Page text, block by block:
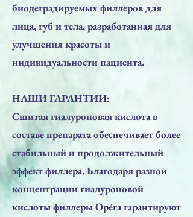
биодеградируемых филлеров для
лица, губ и тела, разработанная для
улучшения красоты и
индивидуальности пациента.
НАШИ ГАРАНТИИ:
Сшитая гиалуроновая кислота в
составе препарата обеспечивает более
стабильный и продолжительный
эффект филлера. Благодаря разной
концентрации гиалуроновой
кислоты филлеры Opéra гарантируют